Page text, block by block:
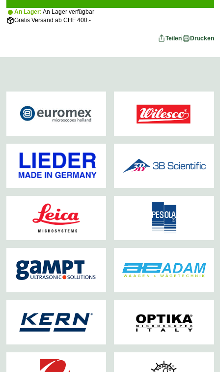
An Lager: An Lager verfügbar
Gratis Versand ab CHF 400.-
Teilen Drucken